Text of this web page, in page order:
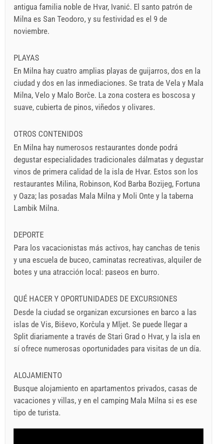
antigua familia noble de Hvar, Ivanić. El santo patrón de
Milna es San Teodoro, y su festividad es el 9 de
noviembre.
PLAYAS
En Milna hay cuatro amplias playas de guijarros, dos en la
ciudad y dos en las inmediaciones. Se trata de Vela y Mala
Milna, Velo y Malo Borče. La zona costera es boscosa y
suave, cubierta de pinos, viñedos y olivares.
OTROS CONTENIDOS
En Milna hay numerosos restaurantes donde podrá
degustar especialidades tradicionales dálmatas y degustar
vinos de primera calidad de la isla de Hvar. Estos son los
restaurantes Milina, Robinson, Kod Barba Bozijeg, Fortuna
y Oaza; las posadas Mala Milna y Moli Onte y la taberna
Lambik Milna.
DEPORTE
Para los vacacionistas más activos, hay canchas de tenis
y una escuela de buceo, caminatas recreativas, alquiler de
botes y una atracción local: paseos en burro.
QUÉ HACER Y OPORTUNIDADES DE EXCURSIONES
Desde la ciudad se organizan excursiones en barco a las
islas de Vis, Biševo, Korčula y Mljet. Se puede llegar a
Split diariamente a través de Stari Grad o Hvar, y la isla en
sí ofrece numerosas oportunidades para visitas de un día.
ALOJAMIENTO
Busque alojamiento en apartamentos privados, casas de
vacaciones y villas, y en el camping Mala Milna si es ese
tipo de turista.